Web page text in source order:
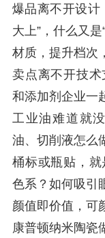
爆品离不开设计
大上”，什么又是
材质，提升档次
卖点离不开技
和添加剂企业一
工业油难道就
油、切削液怎么
桶标或瓶贴，
色系？如何吸引
颜值即价值，可
康普顿纳米陶瓷